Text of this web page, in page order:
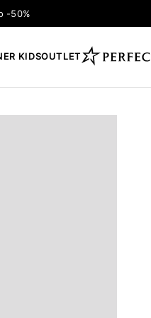
-50%
KIDSOUTLET